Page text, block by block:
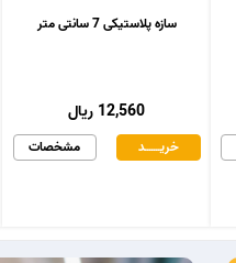
سازه پلاستیکی 7 سانتی متر
12,560 ریال
مشخصات خریـــــــد